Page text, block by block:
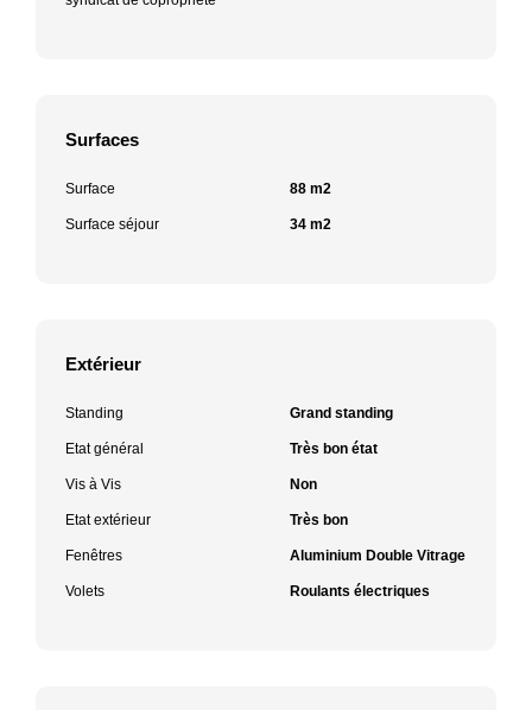
Surfaces
Surface 88 m2
Surface séjour 34 m2
Extérieur
Standing Grand standing
Etat général Très bon état
Vis à Vis Non
Etat extérieur Très bon
Fenêtres Aluminium Double Vitrage
Volets Roulants électriques